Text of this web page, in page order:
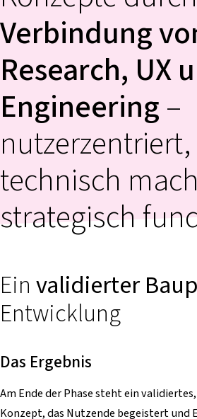
Verbindung
Research, UX
Engineering–
nutzerzentriert,
technisch
strategisch
Ein validierter
Entwicklung
Das Ergebnis
Am Ende der Phase steht ein
Konzept, das Nutzende begeistert und